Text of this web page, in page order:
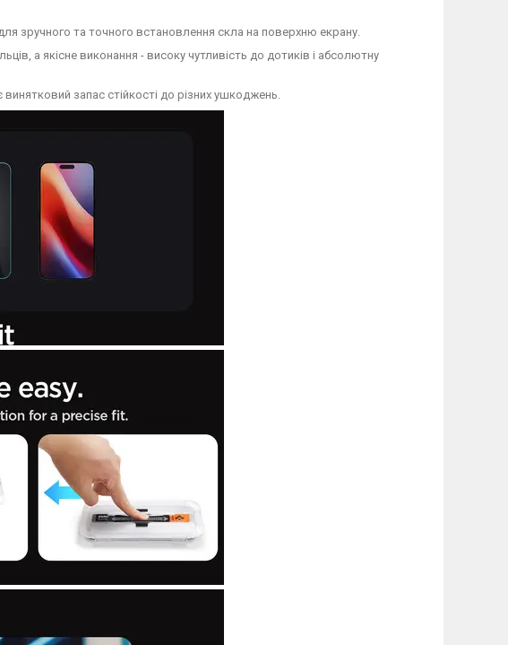
зручного та точного встановлення скла на поверхню екрану.
а якісне виконання - високу чутливість до дотиків і абсолютну
запас стійкості до різних ушкоджень.